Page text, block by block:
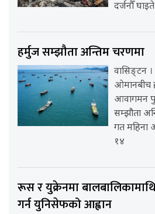
दर्जनौँ
हर्मुज सम्झौता अन्तिम चरणमा
वासिङ्टन
ओमानबीच
आवागमन
सम्झौता
गत महिना
१४
रूस र युक्रेनमा
गर्न युनिसेफको आह्वान